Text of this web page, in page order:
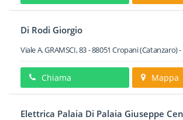
Di Rodi Giorgio
Viale A. GRAMSCI, 83-88051 Cropani(Catanzaro) -
Chiama Mappa
Elettrica Palaia Di Palaia Giuseppe